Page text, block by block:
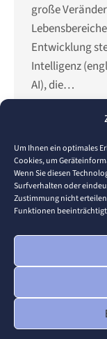
Um Ihnen ein optimales
Cookies, um
Wenn Sie diesen
Surfverhalten oder
Zustimmung nicht
Funktionen
große
Entwicklung
Intelligenz
AI), die…
← 1 …